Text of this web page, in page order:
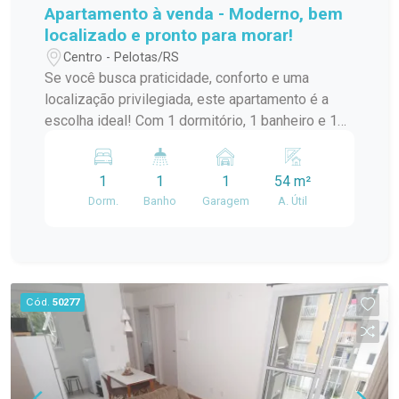
Apartamento à venda - Moderno, bem
localizado e pronto para morar!
Centro - Pelotas/RS
Se você busca praticidade, conforto e uma
localização privilegiada, este apartamento é a
escolha ideal! Com 1 dormitório, 1 banheiro e 1
habitado e está em excelente estado de
conservação, pronto para receber seu novo
morador. Os ambientes são amplos, bem
o apartamento já possui ar-condicionado,
garantindo ainda mais comodidade no dia a dia. O
edifício dispõe de elevador, oferecendo
praticidade e acessibilidade. Localizado no
centro da cidade, o imóvel está próximo de
1
Dorm.
1
Banho
1
Garagem
54 m²
A. Útil
Cód. 50277